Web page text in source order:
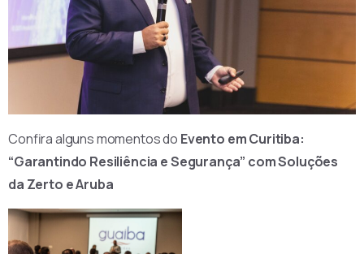
Confira alguns momentos do Evento em Curitiba:
“Garantindo Resiliência e Segurança” com Soluções
da Zerto e Aruba